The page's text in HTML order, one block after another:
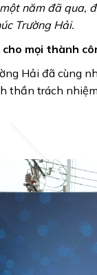
năm đã
Trường Hải.
mọi thành
Hải đã cùng
thần trách